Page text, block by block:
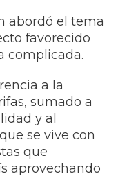
abordó el tema
favorecido
complicada.
a la
sumado a
y al
se vive con
que
aprovechando